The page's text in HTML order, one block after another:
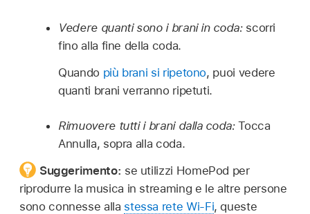
Vedere quanti sono i brani in coda: scorri
fino alla fine della coda.
Quando più brani si ripetono, puoi vedere
quanti brani verranno ripetuti.
Rimuovere tutti i brani dalla coda:Tocca
Annulla, sopra alla coda.
Suggerimento: se utilizzi HomePod per
riprodurre la musica in streaming e le altre persone
sono connesse alla stessa rete Wi-Fi, queste